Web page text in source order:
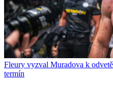
Fleury vyzval Muradova k
termín